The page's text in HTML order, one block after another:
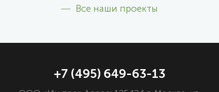
Все наши проекты
+7 (495) 649-63-13